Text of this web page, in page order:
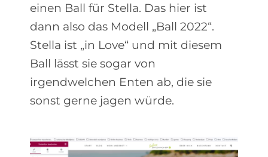
einen Ball für Stella. Das hier ist
dann also das Modell „Ball 2022“.
Stella ist „in Love“ und mit diesem
Ball lässt sie sogar von
irgendwelchen Enten ab, die sie
sonst gerne jagen würde.